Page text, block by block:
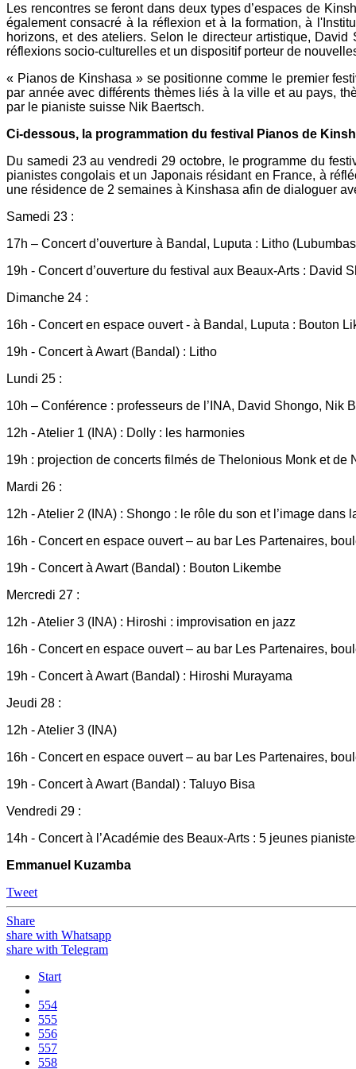
Les rencontres se feront dans deux types d’espaces de
également consacré à la réflexion et à la formation, à
horizons, et des ateliers. Selon le directeur artistique,
réflexions socio-culturelles et un dispositif porteur de
« Pianos de Kinshasa » se positionne comme le premier
par année avec différents thèmes liés à la ville et au pays,
par le pianiste suisse Nik Baertsch.
Ci-dessous, la programmation du festival Pianos de
Du samedi 23 au vendredi 29 octobre, le programme du
pianistes congolais et un Japonais résidant en France, à
une résidence de 2 semaines à Kinshasa afin de dialoguer
Samedi 23 :
17h – Concert d’ouverture à Bandal, Luputa : Litho
19h - Concert d’ouverture du festival aux Beaux-Arts : David
Dimanche 24 :
16h - Concert en espace ouvert - à Bandal, Luputa : Bouton
19h - Concert à Awart (Bandal) : Litho
Lundi 25 :
10h – Conférence : professeurs de l’INA, David Shongo,
12h - Atelier 1 (INA) : Dolly : les harmonies
19h : projection de concerts filmés de Thelonious Monk et de
Mardi 26 :
12h - Atelier 2 (INA) : Shongo : le rôle du son et l’image dans
16h - Concert en espace ouvert – au bar Les Partenaires,
19h - Concert à Awart (Bandal) : Bouton Likembe
Mercredi 27 :
12h - Atelier 3 (INA) : Hiroshi : improvisation en jazz
16h - Concert en espace ouvert – au bar Les Partenaires,
19h - Concert à Awart (Bandal) : Hiroshi Murayama
Jeudi 28 :
12h - Atelier 3 (INA)
16h - Concert en espace ouvert – au bar Les Partenaires,
19h - Concert à Awart (Bandal) : Taluyo Bisa
Vendredi 29 :
14h - Concert à l’Académie des Beaux-Arts : 5 jeunes
Emmanuel Kuzamba
Tweet
Share
share with Whatsapp
share with Telegram
Start
554
555
556
557
558